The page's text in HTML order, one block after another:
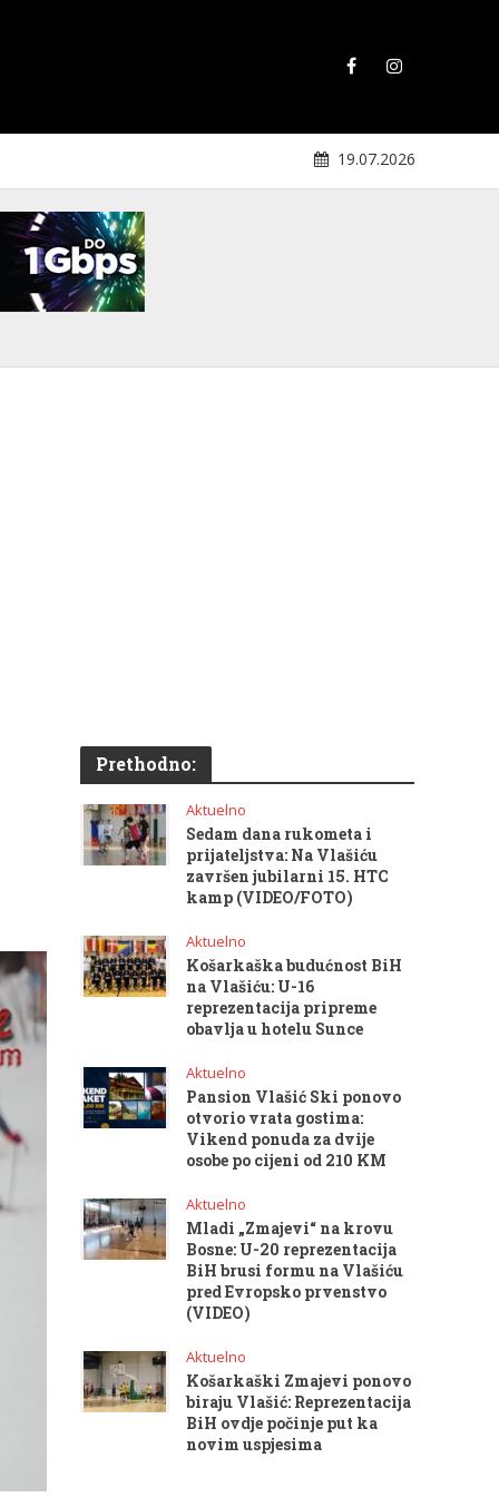
19.07.2026
Prethodno:
Aktuelno
Sedam dana rukometa i
prijateljstva: Na Vlašiću
završen jubilarni 15. HTC
kamp (VIDEO/FOTO)
Aktuelno
Košarkaška budućnost BiH
na Vlašiću: U-16
reprezentacija pripreme
obavlja u hotelu Sunce
Aktuelno
Pansion Vlašić Ski ponovo
otvorio vrata gostima:
Vikend ponuda za dvije
osobe po cijeni od 210 KM
Aktuelno
Mladi „Zmajevi“ na krovu
Bosne: U-20 reprezentacija
BiH brusi formu na Vlašiću
pred Evropsko prvenstvo
(VIDEO)
Aktuelno
Košarkaški Zmajevi ponovo
biraju Vlašić: Reprezentacija
BiH ovdje počinje put ka
novim uspjesima